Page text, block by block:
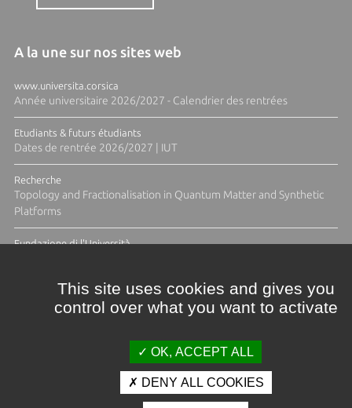
A la une sur nos sites web
www.universita.corsica
Année universitaire 2026/2027 - Calendrier des rentrées
Etudiants & futurs étudiants
Dates de rentrée 2026/2027 | IUT
Recherche
Topology and Fractionalisation in Quantum Matter and Synthetic
Platforms
Fundazione di l'Università
Crédits et mentions légales
This site uses cookies and gives you
control over what you want to activate
OK, ACCEPT ALL
DENY ALL COOKIES